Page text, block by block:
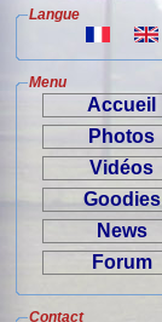
Langue
Menu
Accueil
Photos
Vidéos
Goodies
News
Forum
Contact